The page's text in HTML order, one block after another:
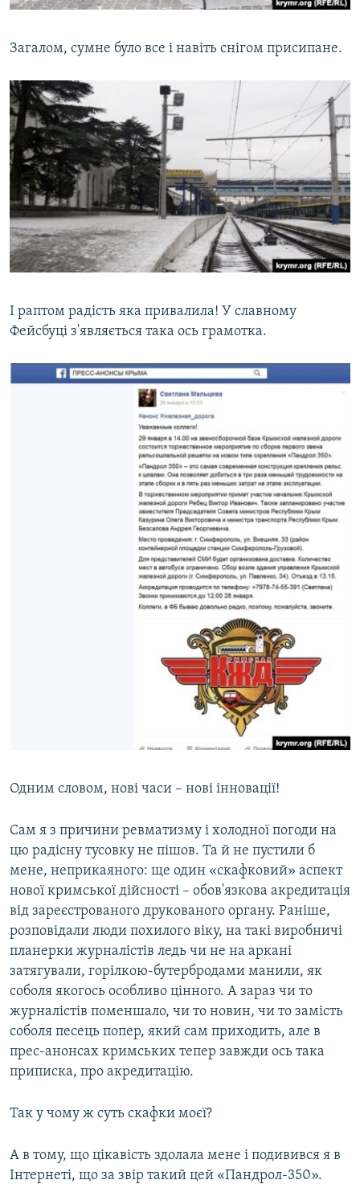
Загалом, сумне було все і навіть снігом присипане.
І раптом радість яка привалила! У славному
Фейсбуці з'являється така ось грамотка.
Одним словом, нові часи – нові інновації!
Сам я з причини ревматизму і холодної погоди на
цю радісну тусовку не пішов. Та й не пустили б
мене, неприкаяного: ще один «скафковий» аспект
нової кримської дійсності – обов'язкова акредитація
від зареєстрованого друкованого органу. Раніше,
розповідали люди похилого віку, на такі виробничі
планерки журналістів ледь чи не на аркані
затягували, горілкою-бутербродами манили, як
соболя якогось особливо цінного. А зараз чи то
журналістів поменшало, чи то новин, чи то замість
соболя песець попер, який сам приходить, але в
прес-анонсах кримських тепер завжди ось така
приписка, про акредитацію.
Так у чому ж суть скафки моєї?
А в тому, що цікавість здолала мене і подивився я в
Інтернеті, що за звір такий цей «Пандрол-350».